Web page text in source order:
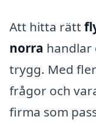
Att hitta rätt
norra handlar
trygg. Med
frågor och
firma som